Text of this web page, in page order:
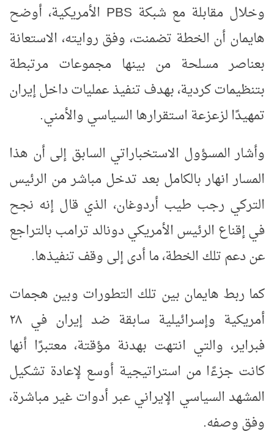
وخلال مقابلة مع شبكة PBS الأمريكية، أوضح
هايمان أن الخطة تضمنت، وفق روايته، الاستعانة
بعناصر مسلحة من بينها مجموعات مرتبطة
بتنظيمات كردية، بهدف تنفيذ عمليات داخل إيران
تمهيدًا لزعزعة استقرارها السياسي والأمني.
وأشار المسؤول الاستخباراتي السابق إلى أن هذا
المسار انهار بالكامل بعد تدخل مباشر من الرئيس
التركي رجب طيب أردوغان، الذي قال إنه نجح
في إقناع الرئيس الأمريكي دونالد ترامب بالتراجع
عن دعم تلك الخطة، ما أدى إلى وقف تنفيذها.
كما ربط هايمان بين تلك التطورات وبين هجمات
أمريكية وإسرائيلية سابقة ضد إيران في ٢٨
فبراير، والتي انتهت بهدنة مؤقتة، معتبرًا أنها
كانت جزءًا من استراتيجية أوسع لإعادة تشكيل
المشهد السياسي الإيراني عبر أدوات غير مباشرة،
وفق وصفه.